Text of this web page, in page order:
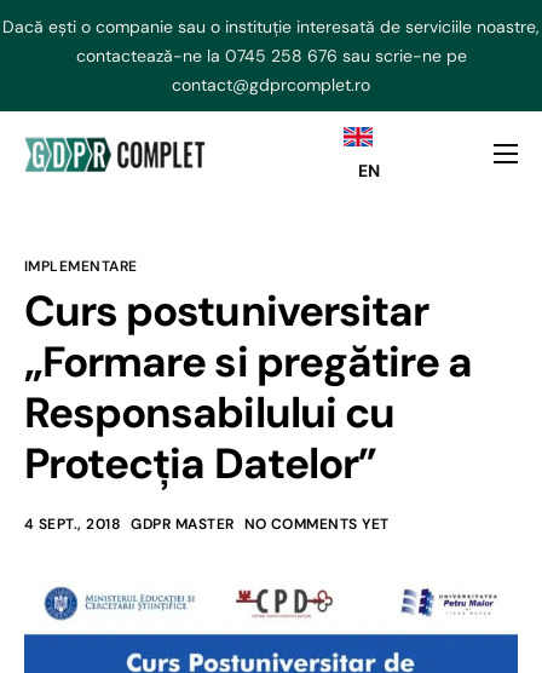
Dacă ești o companie sau o instituție interesată de serviciile noastre,
contactează-ne la 0745 258 676 sau scrie-ne pe
contact@gdprcomplet.ro
Consultanta GDPR
AI ACT
Curs GDPR
Echipa
EN
IMPLEMENTARE
Curs postuniversitar
„Formare si pregătire a
Responsabilului cu
Protecția Datelor”
4 SEPT., 2018 GDPR MASTER NO COMMENTS YET